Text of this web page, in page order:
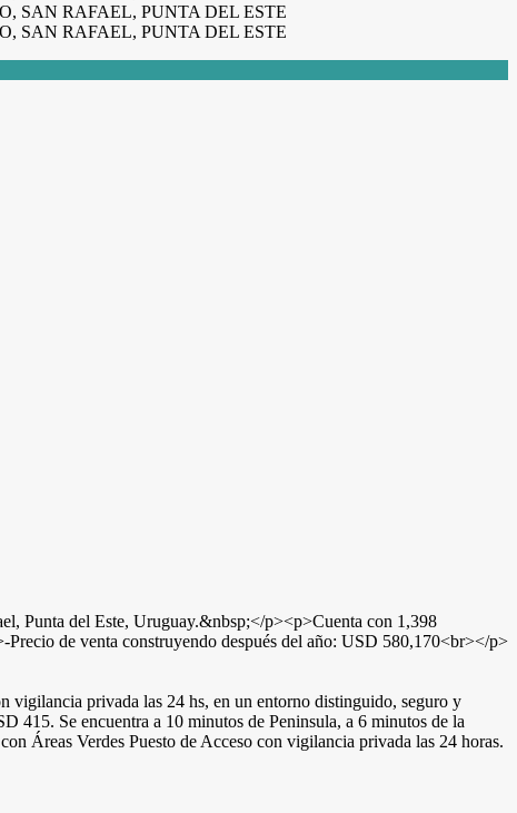
Punta del Este, Uruguay.&nbsp;</p><p>Cuenta con 1,398
de venta construyendo después del año: USD 580,170<br></p>
vigilancia privada las 24 hs, en un entorno distinguido, seguro y
415. Se encuentra a 10 minutos de Peninsula, a 6 minutos de la
Áreas Verdes Puesto de Acceso con vigilancia privada las 24 horas.